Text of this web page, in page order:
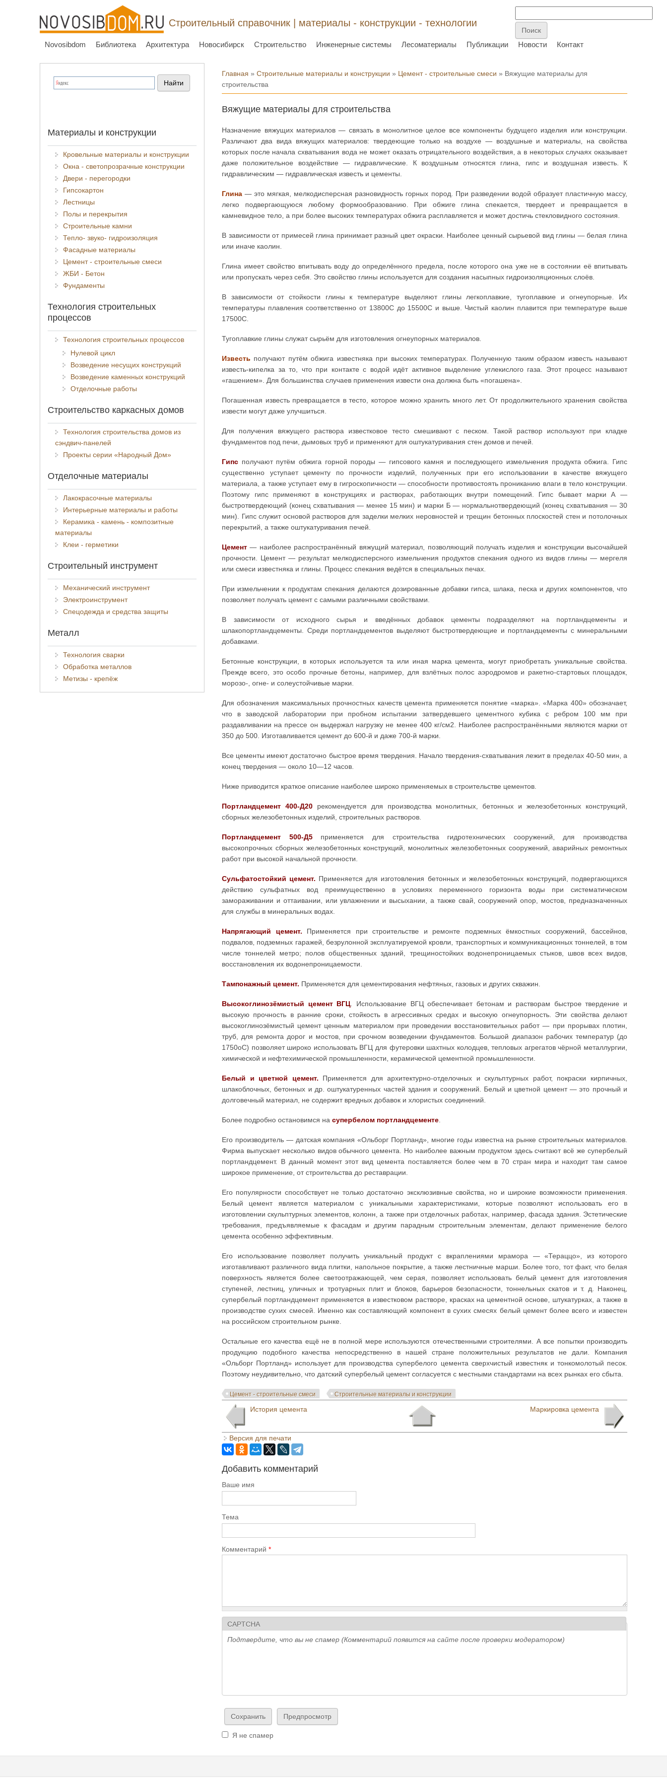
Строительный справочник | материалы - конструкции - технологии
Novosibdom Библиотека Архитектура Новосибирск Строительство Инженерные системы Лесоматериалы Публикации Новости Контакт
Вы здесь
Главная »Строительные материалы и конструкции » Цемент - строительные смеси » Вяжущие материалы для
строительства
Вяжущие материалы для строительства
Назначение вяжущих материалов — связать в монолитное целое все компоненты будущего изделия или конструкции.
Различают два вида вяжущих материалов: твердеющие только на воздухе — воздушные и материалы, на свойства
которых после начала схватывания вода не может оказать отрицательного воздействия, а в некоторых случаях оказывает
даже положительное воздействие — гидравлические. К воздушным относятся глина, гипс и воздушная известь. К
гидравлическим — гидравлическая известь и цементы.
Глина — это мягкая, мелкодисперсная разновидность горных пород. При разведении водой образует пластичную массу,
легко подвергающуюся любому формообразованию. При обжиге глина спекается, твердеет и превращается в
камневидное тело, а при более высоких температурах обжига расплавляется и может достичь стекловидного состояния.
В зависимости от примесей глина принимает разный цвет окраски. Наиболее ценный сырьевой вид глины — белая глина
или иначе каолин.
Глина имеет свойство впитывать воду до определённого предела, после которого она уже не в состоянии её впитывать
или пропускать через себя. Это свойство глины используется для создания насыпных гидроизоляционных слоёв.
В зависимости от стойкости глины к температуре выделяют глины легкоплавкие, тугоплавкие и огнеупорные. Их
температуры плавления соответственно от 13800С до 15500С и выше. Чистый каолин плавится при температуре выше
17500С.
Тугоплавкие глины служат сырьём для изготовления огнеупорных материалов.
Известь получают путём обжига известняка при высоких температурах. Полученную таким образом известь называют
известь-кипелка за то, что при контакте с водой идёт активное выделение углекислого газа. Этот процесс называют
«гашением». Для большинства случаев применения извести она должна быть «погашена».
Погашенная известь превращается в тесто, которое можно хранить много лет. От продолжительного хранения свойства
извести могут даже улучшиться.
Для получения вяжущего раствора известковое тесто смешивают с песком. Такой раствор используют при кладке
фундаментов под печи, дымовых труб и применяют для оштукатуривания стен домов и печей.
Гипс получают путём обжига горной породы — гипсового камня и последующего измельчения продукта обжига. Гипс
существенно уступает цементу по прочности изделий, полученных при его использовании в качестве вяжущего
материала, а также уступает ему в гигроскопичности — способности противостоять прониканию влаги в тело конструкции.
Поэтому гипс применяют в конструкциях и растворах, работающих внутри помещений. Гипс бывает марки А —
быстротвердеющий (конец схватывания — менее 15 мин) и марки Б — нормальнотвердеющий (конец схватывания — 30
мин). Гипс служит основой растворов для заделки мелких неровностей и трещин бетонных плоскостей стен и потолочных
перекрытий, а также оштукатуривания печей.
Цемент — наиболее распространённый вяжущий материал, позволяющий получать изделия и конструкции высочайшей
прочности. Цемент — результат мелкодисперсного измельчения продуктов спекания одного из видов глины — мергеля
или смеси известняка и глины. Процесс спекания ведётся в специальных печах.
При измельчении к продуктам спекания делаются дозированные добавки гипса, шлака, песка и других компонентов, что
позволяет получать цемент с самыми различными свойствами.
В зависимости от исходного сырья и введённых добавок цементы подразделяют на портландцементы и
шлакопортландцементы. Среди портландцементов выделяют быстротвердеющие и портландцементы с минеральными
добавками.
Бетонные конструкции, в которых используется та или иная марка цемента, могут приобретать уникальные свойства.
Прежде всего, это особо прочные бетоны, например, для взлётных полос аэродромов и ракетно-стартовых площадок,
морозо-, огне- и солеустойчивые марки.
Для обозначения максимальных прочностных качеств цемента применяется понятие «марка». «Марка 400» обозначает,
что в заводской лаборатории при пробном испытании затвердевшего цементного кубика с ребром 100 мм при
раздавливании на прессе он выдержал нагрузку не менее 400 кг/см2. Наиболее распространёнными являются марки от
350 до 500. Изготавливается цемент до 600-й и даже 700-й марки.
Все цементы имеют достаточно быстрое время твердения. Начало твердения-схватывания лежит в пределах 40-50 мин, а
конец твердения — около 10—12 часов.
Ниже приводится краткое описание наиболее широко применяемых в строительстве цементов.
Портландцемент 400-Д20рекомендуется для производства монолитных, бетонных и железобетонных конструкций,
сборных железобетонных изделий, строительных растворов.
Портландцемент 500-Д5применяется для строительства гидротехнических сооружений, для производства
высокопрочных сборных железобетонных конструкций, монолитных железобетонных сооружений, аварийных ремонтных
работ при высокой начальной прочности.
Сульфатостойкий цемент. Применяется для изготовления бетонных и железобетонных конструкций, подвергающихся
действию сульфатных вод преимущественно в условиях переменного горизонта воды при систематическом
замораживании и оттаивании, или увлажнении и высыхании, а также свай, сооружений опор, мостов, предназначенных
для службы в минеральных водах.
Напрягающий цемент. Применяется при строительстве и ремонте подземных ёмкостных сооружений, бассейнов,
подвалов, подземных гаражей, безрулонной эксплуатируемой кровли, транспортных и коммуникационных тоннелей, в том
числе тоннелей метро; полов общественных зданий, трещиностойких водонепроницаемых стыков, швов всех видов,
восстановления их водонепроницаемости.
Тампонажный цемент. Применяется для цементирования нефтяных, газовых и других скважин.
Высокоглинозёмистый цемент ВГЦ . Использование ВГЦ обеспечивает бетонам и растворам быстрое твердение и
высокую прочность в ранние сроки, стойкость в агрессивных средах и высокую огнеупорность. Эти свойства делают
высокоглинозёмистый цемент ценным материалом при проведении восстановительных работ — при прорывах плотин,
труб, для ремонта дорог и мостов, при срочном возведении фундаментов. Большой диапазон рабочих температур (до
1750оC) позволяет широко использовать ВГЦ для футеровки шахтных колодцев, тепловых агрегатов чёрной металлургии,
химической и нефтехимической промышленности, керамической цементной промышленности.
Белый и цветной цемент. Применяется для архитектурно-отделочных и скульптурных работ, покраски кирпичных,
шлакоблочных, бетонных и др. оштукатуренных частей здания и сооружений. Белый и цветной цемент — это прочный и
долговечный материал, не содержит вредных добавок и хлористых соединений.
Более подробно остановимся насупербелом портландцементе
Его производитель — датская компания «Ольборг Портланд», многие годы известна на рынке строительных материалов.
Фирма выпускает несколько видов обычного цемента. Но наиболее важным продуктом здесь считают всё же супербелый
портландцемент. В данный момент этот вид цемента поставляется более чем в 70 стран мира и находит там самое
широкое применение, от строительства до реставрации.
Его популярности способствует не только достаточно эксклюзивные свойства, но и широкие возможности применения.
Белый цемент является материалом с уникальными характеристиками, которые позволяют использовать его в
изготовлении скульптурных элементов, колонн, а также при отделочных работах, например, фасада здания. Эстетические
требования, предъявляемые к фасадам и другим парадным строительным элементам, делают применение белого
цемента особенно эффективным.
Его использование позволяет получить уникальный продукт с вкраплениями мрамора — «Тераццо», из которого
изготавливают различного вида плитки, напольное покрытие, а также лестничные марши. Более того, тот факт, что белая
поверхность является более светоотражающей, чем серая, позволяет использовать белый цемент для изготовления
ступеней, лестниц, уличных и тротуарных плит и блоков, барьеров безопасности, тоннельных скатов и т. д. Наконец,
супербелый портландцемент применяется в известковом растворе, красках на цементной основе, штукатурках, а также в
производстве сухих смесей. Именно как составляющий компонент в сухих смесях белый цемент более всего и известен
на российском строительном рынке.
Остальные его качества ещё не в полной мере используются отечественными строителями. А все попытки производить
продукцию подобного качества непосредственно в нашей стране положительных результатов не дали. Компания
«Ольборг Портланд» использует для производства супербелого цемента сверхчистый известняк и тонкомолотый песок.
Поэтому неудивительно, что датский супербелый цемент согласуется с местными стандартами на всех рынках его сбыта.
Цемент - строительные смеси Строительные материалы и конструкции
История цемента Маркировка цемента
Версия для печати
Добавить комментарий
Ваше имя
Тема
Комментарий*
CAPTCHA
Подтвердите, что вы не спамер (Комментарий появится на сайте после проверки модератором)
Я не спамер
Я спамер
Материалы и конструкции
Кровельные материалы и конструкции
Окна - светопрозрачные конструкции
Двери - перегородки
Гипсокартон
Лестницы
Полы и перекрытия
Строительные камни
Тепло- звуко- гидроизоляция
Фасадные материалы
Цемент - строительные смеси
ЖБИ - Бетон
Фундаменты
Технология строительных
процессов
Технология строительных процессов
Нулевой цикл
Возведение несущих конструкций
Возведение каменных конструкций
Отделочные работы
Строительство каркасных домов
Технология строительства домов из
сэндвич-панелей
Проекты серии «Народный Дом»
Отделочные материалы
Лакокрасочные материалы
Интерьерные материалы и работы
Керамика - камень - композитные
материалы
Клеи - герметики
Строительный инструмент
Механический инструмент
Электроинструмент
Спецодежда и средства защиты
Металл
Технология сварки
Обработка металлов
Метизы - крепёж